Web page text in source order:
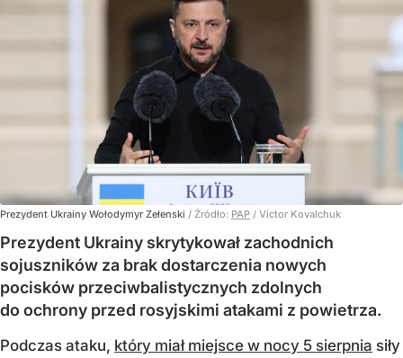
Prezydent Ukrainy Wołodymyr Zełenski / Źródło: PAP / Victor Kovalchuk
Prezydent Ukrainy skrytykował zachodnich
sojuszników za brak dostarczenia nowych
pocisków przeciwbalistycznych zdolnych
do ochrony przed rosyjskimi atakami z powietrza.
Podczas ataku, który miał miejsce w nocy 5 sierpnia siły